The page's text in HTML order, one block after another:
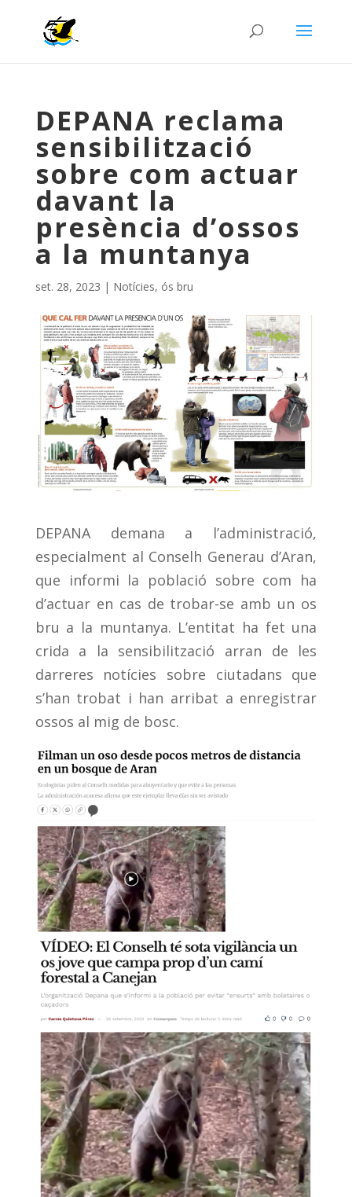
DEPANA reclama
sensibilització
sobre com actuar
davant la
presència d’ossos
a la muntanya
set. 28, 2023 | Notícies, ós bru
DEPANA demana a l’administració,
especialment al Conselh Generau d’Aran,
que informi la població sobre com ha
d’actuar en cas de trobar-se amb un os
bru a la muntanya. L’entitat ha fet una
crida a la sensibilització arran de les
darreres notícies sobre ciutadans que
s’han trobat i han arribat a enregistrar
ossos al mig de bosc.